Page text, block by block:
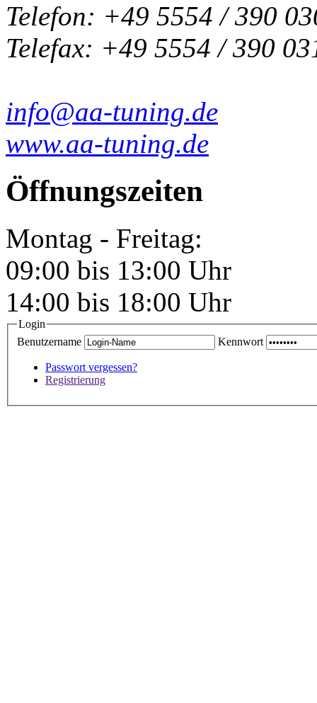
Telefon: +49 5554 / 390
Telefax: +49 5554 / 390
info@aa-tuning.de
www.aa-tuning.de
Öffnungszeiten
Montag - Freitag:
09:00 bis 13:00 Uhr
14:00 bis 18:00 Uhr
Login
Benutzername
Kennwort
Passwort vergessen?
Registrierung